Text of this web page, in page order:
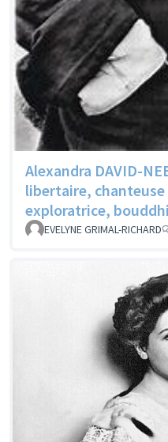
Alexandra DAVID-
libertaire,
exploratrice,
EVELYNE GRIMAL-RICHARD